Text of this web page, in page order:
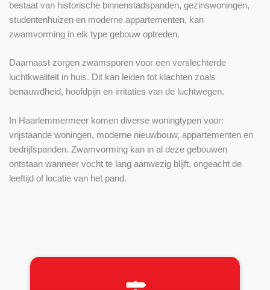
bestaat van historische binnenstadspanden, gezinswoningen,
studentenhuizen en moderne appartementen, kan
zwamvorming in elk type gebouw optreden.
Daarnaast zorgen zwamsporen voor een verslechterde
luchtkwaliteit in huis. Dit kan leiden tot klachten zoals
benauwdheid, hoofdpijn en irritaties van de luchtwegen.
In Haarlemmermeer komen diverse woningtypen voor:
vrijstaande woningen, moderne nieuwbouw, appartementen en
bedrijfspanden. Zwamvorming kan in al deze gebouwen
ontstaan wanneer vocht te lang aanwezig blijft, ongeacht de
leeftijd of locatie van het pand.